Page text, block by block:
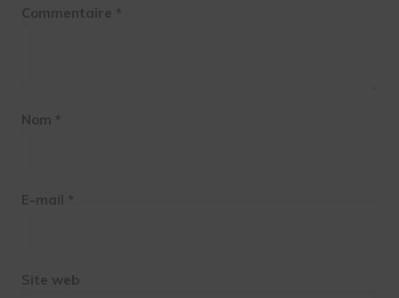
Commentaire *
Nom *
E-mail *
Site web